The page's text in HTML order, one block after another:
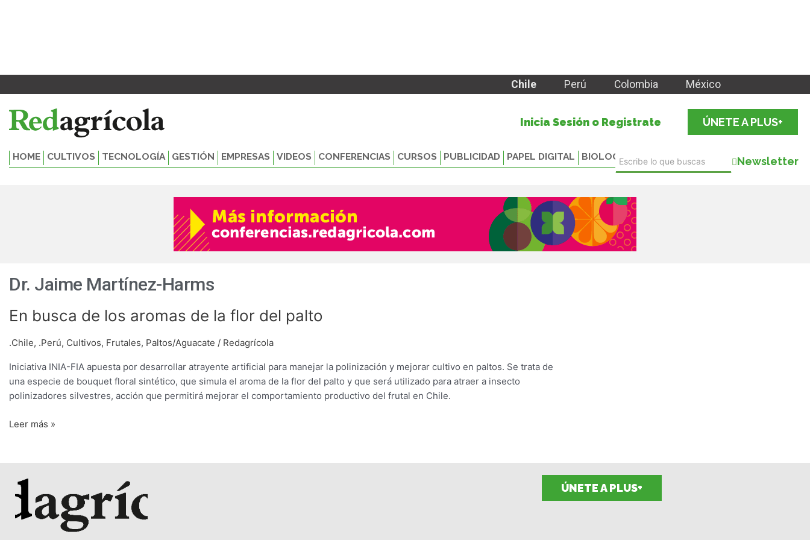
Chile Perú Colombia México
Inicia Sesión o Registrate ÚNETE A PLUS+
HOME CULTIVOS TECNOLOGÍA GESTIÓN EMPRESAS VIDEOS CONFERENCIAS CURSOS PUBLICIDAD PAPEL DIGITAL BIOLOGICALS Newsletter
Dr. Jaime Martínez-Harms
En busca de los aromas de la flor del palto
.Chile, .Perú, Cultivos, Frutales, Paltos/Aguacate / Redagrícola
Iniciativa INIA-FIA apuesta por desarrollar atrayente artificial para manejar la polinización y mejorar cultivo en paltos. Se trata de
una especie de bouquet floral sintético, que simula el aroma de la flor del palto y que será utilizado para atraer a insecto
polinizadores silvestres, acción que permitirá mejorar el comportamiento productivo del frutal en Chile.
En
de
aromas
de
la
del
Leer más »
ÚNETE A PLUS+